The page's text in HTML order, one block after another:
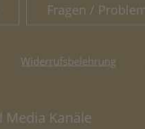
Fragen /
Widerrufsbelehrung
Media Kanäle